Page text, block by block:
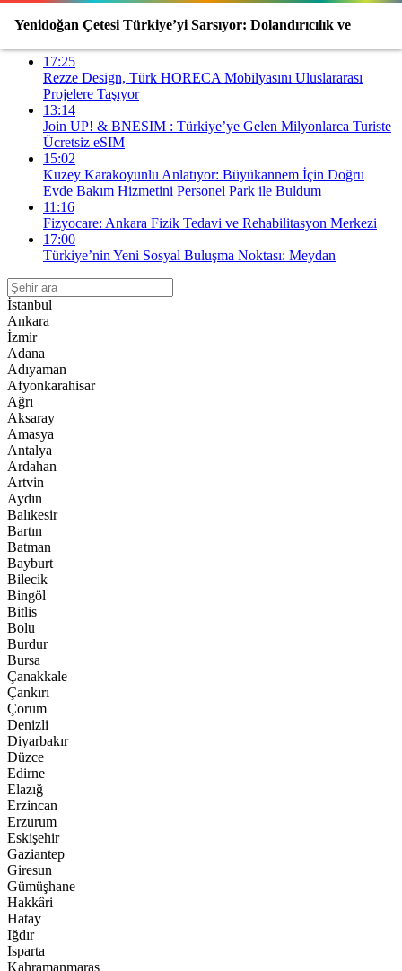
17:25
Rezze Design, Türk HORECA Mobilyasını Uluslararası
Projelere Taşıyor
13:14
Join UP! & BNESIM : Türkiye’ye Gelen Milyonlarca Turiste
Ücretsiz eSIM
15:02
Kuzey Karakoyunlu Anlatıyor: Büyükannem İçin Doğru
Evde Bakım Hizmetini Personel Park ile Buldum
11:16
Fizyocare: Ankara Fizik Tedavi ve Rehabilitasyon Merkezi
17:00
Türkiye’nin Yeni Sosyal Buluşma Noktası: Meydan
İstanbul
Ankara
İzmir
Adana
Adıyaman
Afyonkarahisar
Ağrı
Aksaray
Amasya
Antalya
Ardahan
Artvin
Aydın
Balıkesir
Bartın
Batman
Bayburt
Bilecik
Bingöl
Bitlis
Bolu
Burdur
Bursa
Çanakkale
Çankırı
Çorum
Denizli
Diyarbakır
Düzce
Edirne
Elazığ
Erzincan
Erzurum
Eskişehir
Gaziantep
Giresun
Gümüşhane
Hakkâri
Hatay
Iğdır
Isparta
Kahramanmaraş
Yenidoğan Çetesi Türkiye’yi Sarsıyor: Dolandırıcılık ve
Ölüm Vakaları